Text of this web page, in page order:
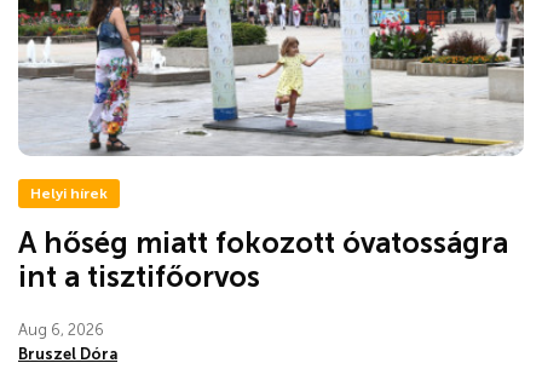
Helyi hírek
A hőség miatt fokozott óvatosságra
int a tisztifőorvos
Aug 6, 2026
Bruszel Dóra